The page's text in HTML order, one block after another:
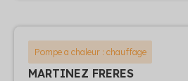
Pompe a chaleur : chauffage
MARTINEZ FRERES